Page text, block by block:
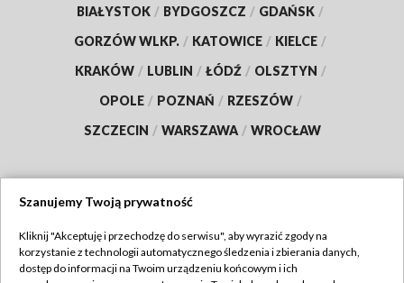
BIAŁYSTOK / BYDGOSZCZ / GDAŃSK /
GORZÓW WLKP. / KATOWICE / KIELCE /
KRAKÓW / LUBLIN / ŁÓDŹ / OLSZTYN /
OPOLE / POZNAŃ / RZESZÓW /
SZCZECIN / WARSZAWA / WROCŁAW
TVP
Szanujemy Twoją prywatność
Kliknij "Akceptuję i przechodzę do serwisu", aby wyrazić zgody na
korzystanie z technologii automatycznego śledzenia i zbierania danych,
dostęp do informacji na Twoim urządzeniu końcowym i ich